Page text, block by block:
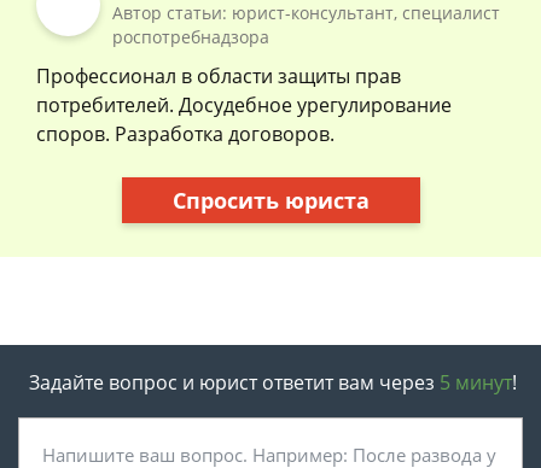
Автор статьи: юрист-консультант, специалист
роспотребнадзора
Профессионал в области защиты прав
потребителей. Досудебное урегулирование
споров. Разработка договоров.
Спросить юриста
Задайте вопрос и юрист ответит вам через 5 минут!